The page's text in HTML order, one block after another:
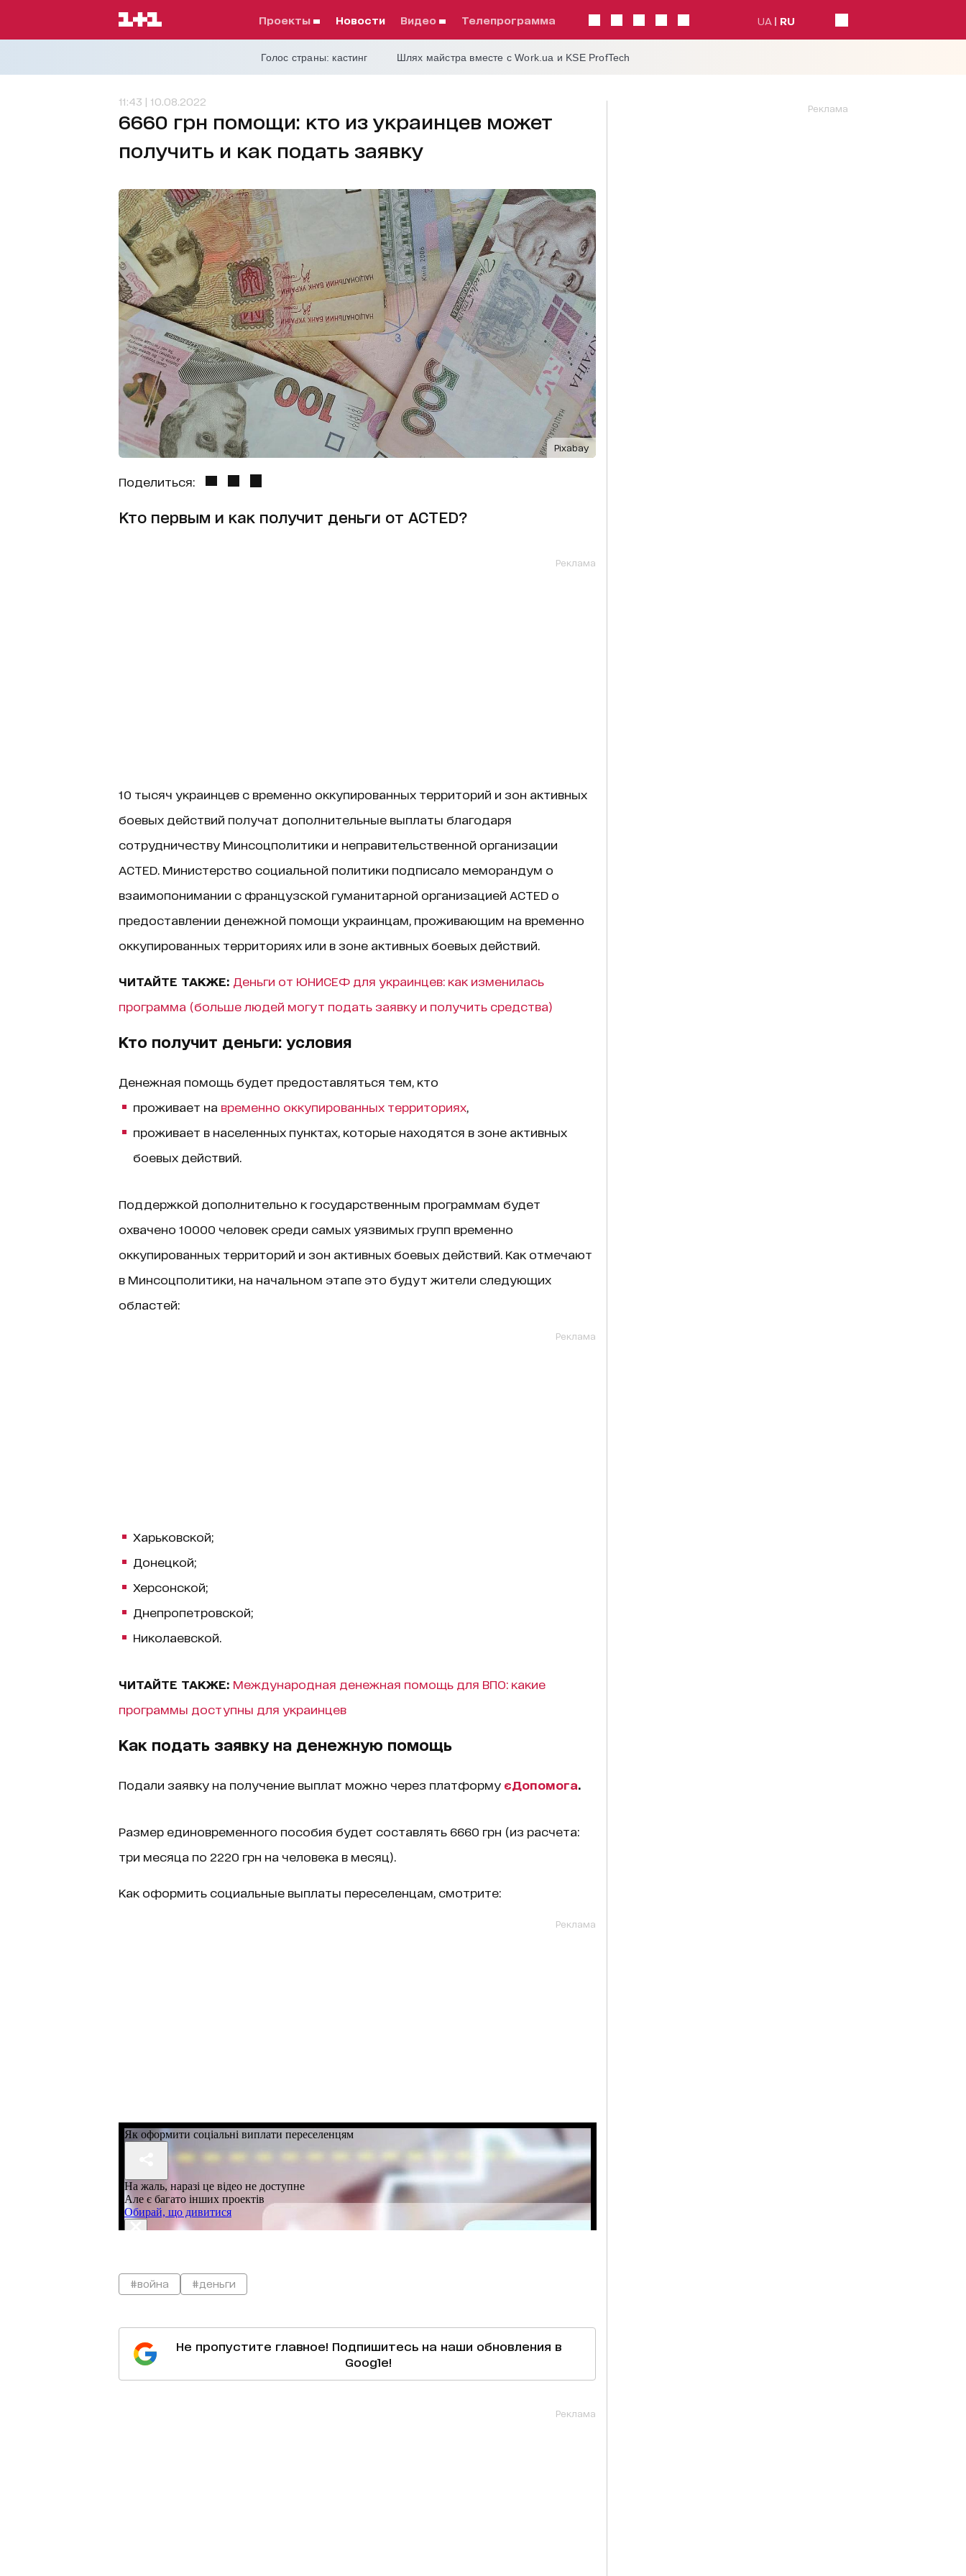
проекты Новости видео телепрограмма UA RU
Голос страны: кастинг Шлях майстра вместе с Work.ua и KSE ProfTech
11:43 | 10.08.2022
6660 грн помощи: кто из украинцев может
получить и как подать заявку
Pixabay
Поделиться:
Кто первым и как получит деньги от ACTED?
Реклама
10 тысяч украинцев с временно оккупированных территорий и зон активных
боевых действий получат дополнительные выплаты благодаря
сотрудничеству Минсоцполитики и неправительственной организации
ACTED. Министерство социальной политики подписало меморандум о
взаимопонимании с французской гуманитарной организацией ACTED о
предоставлении денежной помощи украинцам, проживающим на временно
оккупированных территориях или в зоне активных боевых действий.
ЧИТАЙТЕ ТАКЖЕ: Деньги от ЮНИСЕФ для украинцев: как изменилась
программа (больше людей могут подать заявку и получить средства)
Кто получит деньги: условия
Денежная помощь будет предоставляться тем, кто
проживает на временно оккупированных территориях,
проживает в населенных пунктах, которые находятся в зоне активных
боевых действий.
Поддержкой дополнительно к государственным программам будет
охвачено 10000 человек среди самых уязвимых групп временно
оккупированных территорий и зон активных боевых действий. Как отмечают
в Минсоцполитики, на начальном этапе это будут жители следующих
областей:
Реклама
Харьковской;
Донецкой;
Херсонской;
Днепропетровской;
Николаевской.
ЧИТАЙТЕ ТАКЖЕ: Международная денежная помощь для ВПО: какие
программы доступны для украинцев
Как подать заявку на денежную помощь
Подали заявку на получение выплат можно через платформу єДопомога.
Размер единовременного пособия будет составлять 6660 грн (из расчета:
три месяца по 2220 грн на человека в месяц).
Как оформить социальные выплаты переселенцам, смотрите:
Реклама
#война #деньги
Не пропустите главное! Подпишитесь на наши обновления в
Google!
Реклама
Реклама